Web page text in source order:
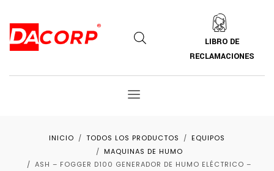
LIBRO DE
RECLAMACIONES
INICIO TODOS LOS PRODUCTOS
EQUIPOS
MAQUINAS DE HUMO
ASH – FOGGER D100 GENERADOR DE HUMO ELÉCTRICO –